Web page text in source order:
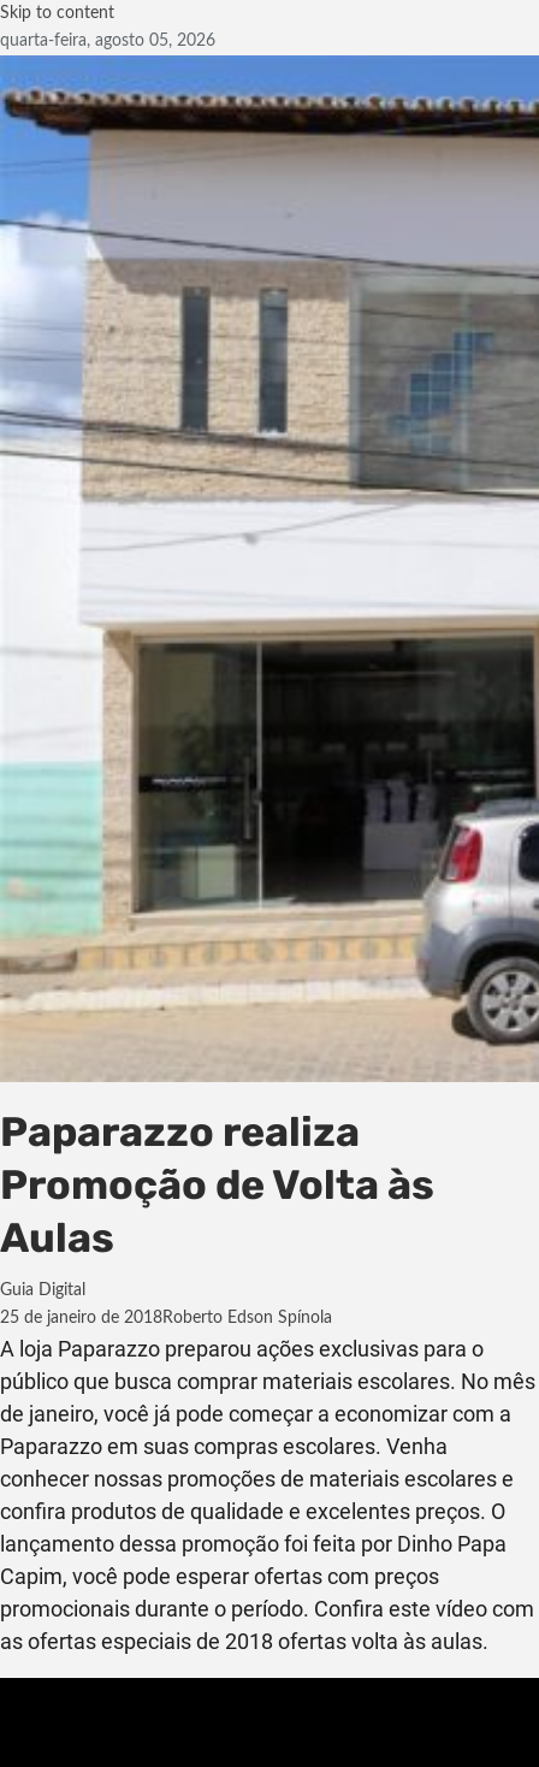
Skip to content
quarta-feira, agosto 05, 2026
Paparazzo realiza
Promoção de Volta às
Aulas
Guia Digital
25 de janeiro de 2018Roberto Edson Spínola
A loja Paparazzo preparou ações exclusivas para o
público que busca comprar materiais escolares. No mês
de janeiro, você já pode começar a economizar com a
Paparazzo em suas compras escolares. Venha
conhecer nossas promoções de materiais escolares e
confira produtos de qualidade e excelentes preços. O
lançamento dessa promoção foi feita por Dinho Papa
Capim, você pode esperar ofertas com preços
promocionais durante o período. Confira este vídeo com
as ofertas especiais de 2018 ofertas volta às aulas.